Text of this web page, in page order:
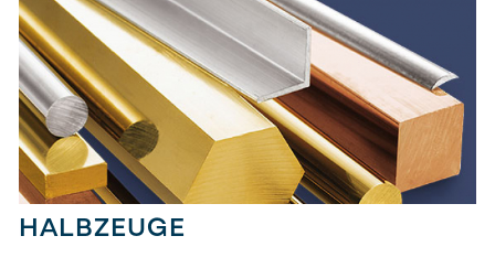
HALBZEUGE